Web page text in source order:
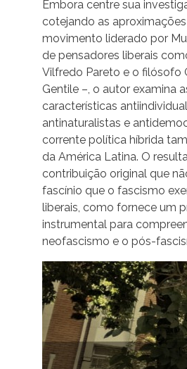
Embora centre sua
cotejando as
movimento liderado por
de pensadores liberais
Vilfredo Pareto e o filósofo
Gentile –, o autor examina
características
antinaturalistas e
corrente política híbrida
da América Latina. O
contribuição original que
fascínio que o fascismo
liberais, como fornece um
instrumental para
neofascismo e o pós-